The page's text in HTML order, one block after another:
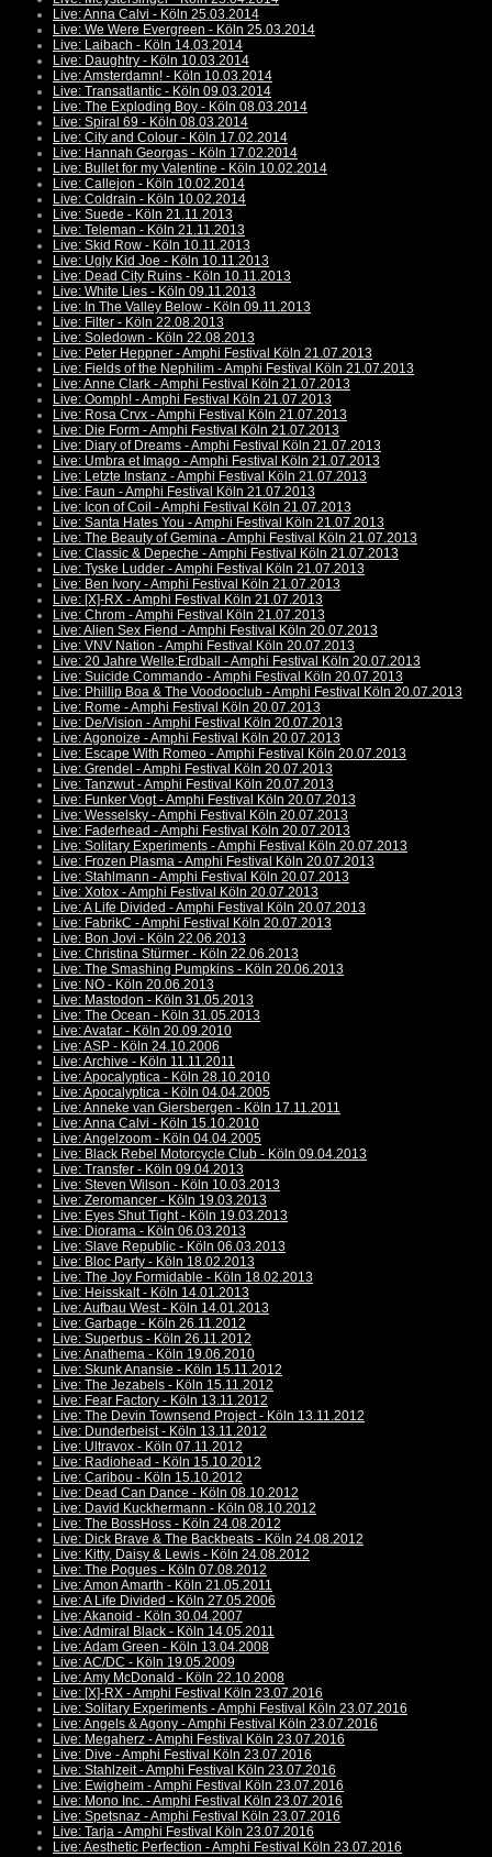
Live: Anna Calvi - Köln 25.03.2014
Live: We Were Evergreen - Köln 25.03.2014
Live: Laibach - Köln 14.03.2014
Live: Daughtry - Köln 10.03.2014
Live: Amsterdamn! - Köln 10.03.2014
Live: Transatlantic - Köln 09.03.2014
Live: The Exploding Boy - Köln 08.03.2014
Live: Spiral 69 - Köln 08.03.2014
Live: City and Colour - Köln 17.02.2014
Live: Hannah Georgas - Köln 17.02.2014
Live: Bullet for my Valentine - Köln 10.02.2014
Live: Callejon - Köln 10.02.2014
Live: Coldrain - Köln 10.02.2014
Live: Suede - Köln 21.11.2013
Live: Teleman - Köln 21.11.2013
Live: Skid Row - Köln 10.11.2013
Live: Ugly Kid Joe - Köln 10.11.2013
Live: Dead City Ruins - Köln 10.11.2013
Live: White Lies - Köln 09.11.2013
Live: In The Valley Below - Köln 09.11.2013
Live: Filter - Köln 22.08.2013
Live: Soledown - Köln 22.08.2013
Live: Peter Heppner - Amphi Festival Köln 21.07.2013
Live: Fields of the Nephilim - Amphi Festival Köln 21.07.2013
Live: Anne Clark - Amphi Festival Köln 21.07.2013
Live: Oomph! - Amphi Festival Köln 21.07.2013
Live: Rosa Crvx - Amphi Festival Köln 21.07.2013
Live: Die Form - Amphi Festival Köln 21.07.2013
Live: Diary of Dreams - Amphi Festival Köln 21.07.2013
Live: Umbra et Imago - Amphi Festival Köln 21.07.2013
Live: Letzte Instanz - Amphi Festival Köln 21.07.2013
Live: Faun - Amphi Festival Köln 21.07.2013
Live: Icon of Coil - Amphi Festival Köln 21.07.2013
Live: Santa Hates You - Amphi Festival Köln 21.07.2013
Live: The Beauty of Gemina - Amphi Festival Köln 21.07.2013
Live: Classic & Depeche - Amphi Festival Köln 21.07.2013
Live: Tyske Ludder - Amphi Festival Köln 21.07.2013
Live: Ben Ivory - Amphi Festival Köln 21.07.2013
Live: [X]-RX - Amphi Festival Köln 21.07.2013
Live: Chrom - Amphi Festival Köln 21.07.2013
Live: Alien Sex Fiend - Amphi Festival Köln 20.07.2013
Live: VNV Nation - Amphi Festival Köln 20.07.2013
Live: 20 Jahre Welle:Erdball - Amphi Festival Köln 20.07.2013
Live: Suicide Commando - Amphi Festival Köln 20.07.2013
Live: Phillip Boa & The Voodooclub - Amphi Festival Köln 20.07.2013
Live: Rome - Amphi Festival Köln 20.07.2013
Live: De/Vision - Amphi Festival Köln 20.07.2013
Live: Agonoize - Amphi Festival Köln 20.07.2013
Live: Escape With Romeo - Amphi Festival Köln 20.07.2013
Live: Grendel - Amphi Festival Köln 20.07.2013
Live: Tanzwut - Amphi Festival Köln 20.07.2013
Live: Funker Vogt - Amphi Festival Köln 20.07.2013
Live: Wesselsky - Amphi Festival Köln 20.07.2013
Live: Faderhead - Amphi Festival Köln 20.07.2013
Live: Solitary Experiments - Amphi Festival Köln 20.07.2013
Live: Frozen Plasma - Amphi Festival Köln 20.07.2013
Live: Stahlmann - Amphi Festival Köln 20.07.2013
Live: Xotox - Amphi Festival Köln 20.07.2013
Live: A Life Divided - Amphi Festival Köln 20.07.2013
Live: FabrikC - Amphi Festival Köln 20.07.2013
Live: Bon Jovi - Köln 22.06.2013
Live: Christina Stürmer - Köln 22.06.2013
Live: The Smashing Pumpkins - Köln 20.06.2013
Live: NO - Köln 20.06.2013
Live: Mastodon - Köln 31.05.2013
Live: The Ocean - Köln 31.05.2013
Live: Avatar - Köln 20.09.2010
Live: ASP - Köln 24.10.2006
Live: Archive - Köln 11.11.2011
Live: Apocalyptica - Köln 28.10.2010
Live: Apocalyptica - Köln 04.04.2005
Live: Anneke van Giersbergen - Köln 17.11.2011
Live: Anna Calvi - Köln 15.10.2010
Live: Angelzoom - Köln 04.04.2005
Live: Black Rebel Motorcycle Club - Köln 09.04.2013
Live: Transfer - Köln 09.04.2013
Live: Steven Wilson - Köln 10.03.2013
Live: Zeromancer - Köln 19.03.2013
Live: Eyes Shut Tight - Köln 19.03.2013
Live: Diorama - Köln 06.03.2013
Live: Slave Republic - Köln 06.03.2013
Live: Bloc Party - Köln 18.02.2013
Live: The Joy Formidable - Köln 18.02.2013
Live: Heisskalt - Köln 14.01.2013
Live: Aufbau West - Köln 14.01.2013
Live: Garbage - Köln 26.11.2012
Live: Superbus - Köln 26.11.2012
Live: Anathema - Köln 19.06.2010
Live: Skunk Anansie - Köln 15.11.2012
Live: The Jezabels - Köln 15.11.2012
Live: Fear Factory - Köln 13.11.2012
Live: The Devin Townsend Project - Köln 13.11.2012
Live: Dunderbeist - Köln 13.11.2012
Live: Ultravox - Köln 07.11.2012
Live: Radiohead - Köln 15.10.2012
Live: Caribou - Köln 15.10.2012
Live: Dead Can Dance - Köln 08.10.2012
Live: David Kuckhermann - Köln 08.10.2012
Live: The BossHoss - Köln 24.08.2012
Live: Dick Brave & The Backbeats - Köln 24.08.2012
Live: Kitty, Daisy & Lewis - Köln 24.08.2012
Live: The Pogues - Köln 07.08.2012
Live: Amon Amarth - Köln 21.05.2011
Live: A Life Divided - Köln 27.05.2006
Live: Akanoid - Köln 30.04.2007
Live: Admiral Black - Köln 14.05.2011
Live: Adam Green - Köln 13.04.2008
Live: AC/DC - Köln 19.05.2009
Live: Amy McDonald - Köln 22.10.2008
Live: [X]-RX - Amphi Festival Köln 23.07.2016
Live: Solitary Experiments - Amphi Festival Köln 23.07.2016
Live: Angels & Agony - Amphi Festival Köln 23.07.2016
Live: Megaherz - Amphi Festival Köln 23.07.2016
Live: Dive - Amphi Festival Köln 23.07.2016
Live: Stahlzeit - Amphi Festival Köln 23.07.2016
Live: Ewigheim - Amphi Festival Köln 23.07.2016
Live: Mono Inc. - Amphi Festival Köln 23.07.2016
Live: Spetsnaz - Amphi Festival Köln 23.07.2016
Live: Tarja - Amphi Festival Köln 23.07.2016
Live: Aesthetic Perfection - Amphi Festival Köln 23.07.2016